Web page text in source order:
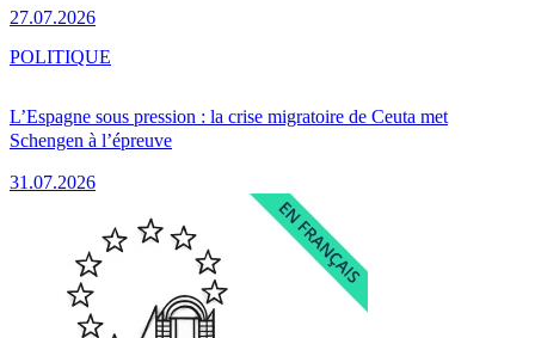
27.07.2026
L’Espagne sous pression : la crise migratoire de Ceuta met
Schengen à l’épreuve
31.07.2026
POLITIQUE